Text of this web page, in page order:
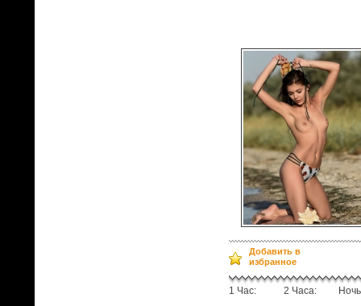
Добавить в
избранное
1 Час: 2 Часа: